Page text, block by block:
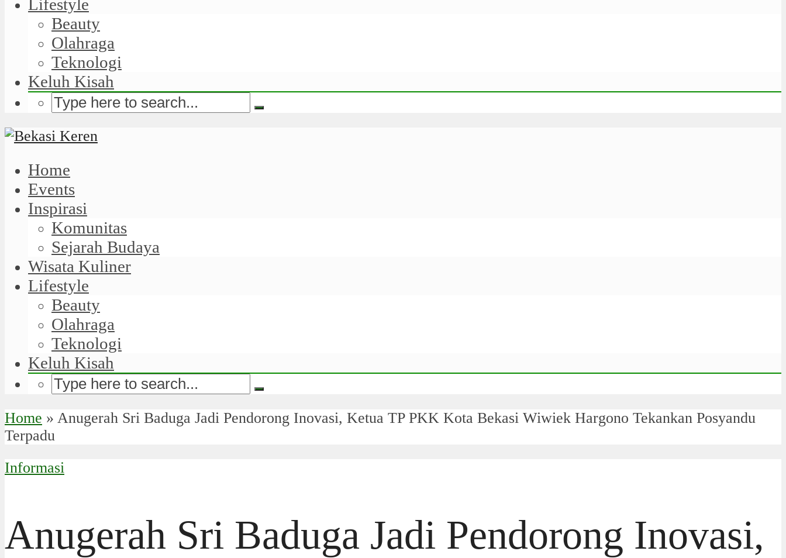
Lifestyle
Beauty
Olahraga
Teknologi
Keluh Kisah
Home
Events
Inspirasi
Komunitas
Sejarah Budaya
Wisata Kuliner
Lifestyle
Beauty
Olahraga
Teknologi
Keluh Kisah
Home » Anugerah Sri Baduga Jadi Pendorong Inovasi, Ketua TP PKK Kota Bekasi Wiwiek Hargono Tekankan Posyandu
Terpadu
Informasi
Anugerah Sri Baduga Jadi Pendorong Inovasi,